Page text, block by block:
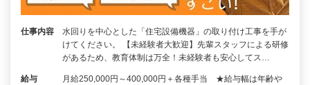
仕事内容
水回りを中心とした「住宅設備機器」の取り付け工事を手が
けてください。 【未経験者大歓迎】先輩スタッフによる研修
があるため、教育体制は万全！未経験者も安心してス…
給与
月給250,000円～400,000円＋各種手当 ★給与幅は年齢や